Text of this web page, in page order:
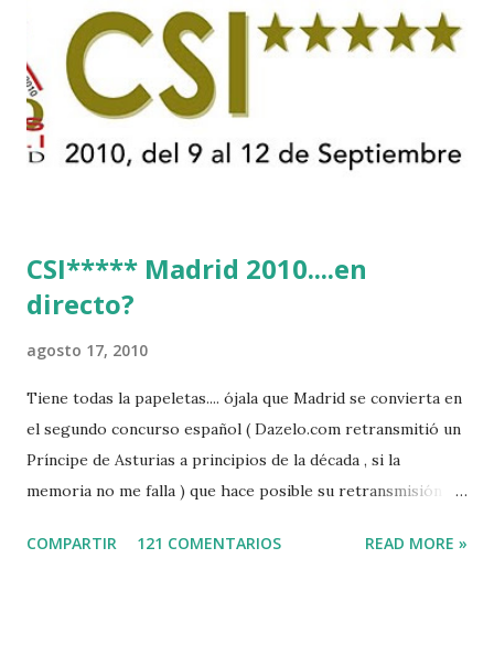
CSI***** Madrid 2010....en
directo?
agosto 17, 2010
Tiene todas la papeletas.... ójala que Madrid se convierta en
el segundo concurso español ( Dazelo.com retransmitió un
Príncipe de Asturias a principios de la década , si la
memoria no me falla ) que hace posible su retransmisión via
mundo mundial...
COMPARTIR 121 COMENTARIOS READ MORE »